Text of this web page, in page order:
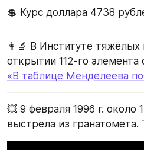
💲 Курс доллара 4738
👩‍🔬 В Институте
открытии 112-го
«В таблице Менделеева
💥 9 февраля 1996 г.
выстрела из